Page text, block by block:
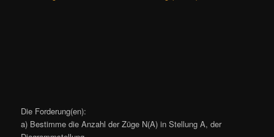
Die Forderung(en):
a) Bestimme die Anzahl der Züge N(A) in Stellung A, der